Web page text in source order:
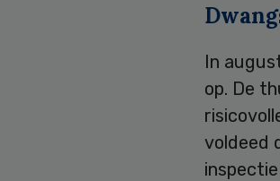
In
op. De
voldeed